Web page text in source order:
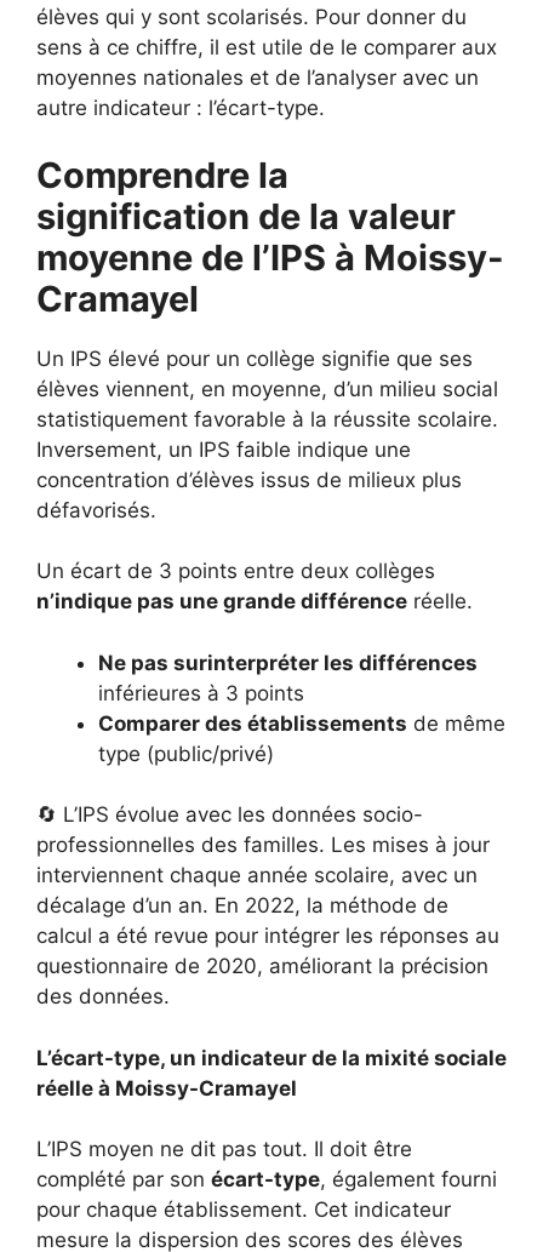
élèves qui y sont scolarisés. Pour donner du
sens à ce chiffre, il est utile de le comparer aux
moyennes nationales et de l’analyser avec un
autre indicateur : l’écart-type.
Comprendre la
signification de la valeur
moyenne de l’IPS à Moissy-
Cramayel
Un IPS élevé pour un collège signifie que ses
élèves viennent, en moyenne, d’un milieu social
statistiquement favorable à la réussite scolaire.
Inversement, un IPS faible indique une
concentration d’élèves issus de milieux plus
défavorisés.
Un écart de 3 points entre deux collèges
n’indique pas une grande différence réelle.
Ne pas surinterpréter les différences
inférieures à 3 points
Comparer des établissements de même
type (public/privé)
🔄 L’IPS évolue avec les données socio-
professionnelles des familles. Les mises à jour
interviennent chaque année scolaire, avec un
décalage d’un an. En 2022, la méthode de
calcul a été revue pour intégrer les réponses au
questionnaire de 2020, améliorant la précision
des données.
L’écart-type, un indicateur de la mixité sociale
réelle à Moissy-Cramayel
L’IPS moyen ne dit pas tout. Il doit être
complété par son écart-type, également fourni
pour chaque établissement. Cet indicateur
mesure la dispersion des scores des élèves